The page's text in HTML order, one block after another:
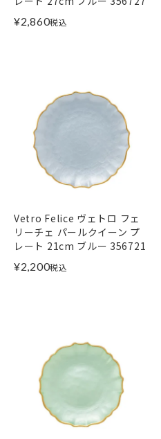
¥2,860税込
Vetro Felice ヴェトロ フェ
リーチェ パールクイーン プ
レート 21cm ブルー 356721
¥2,200税込